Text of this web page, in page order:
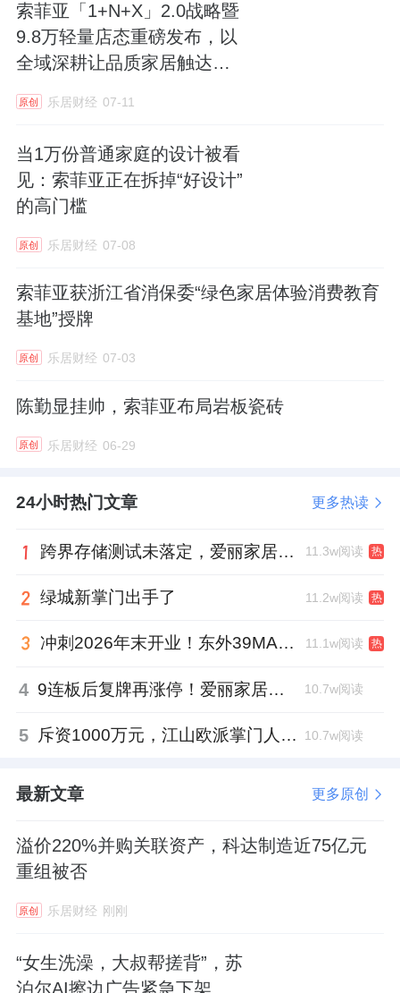
索菲亚「1+N+X」2.0战略暨
9.8万轻量店态重磅发布，以
全域深耕让品质家居触达万
原创 乐居财经 07-11
当1万份普通家庭的设计被看
见：索菲亚正在拆掉“好设计”
的高门槛
原创 乐居财经 07-08
索菲亚获浙江省消保委“绿色家居体验消费教育
基地”授牌
原创 乐居财经 07-03
陈勤显挂帅，索菲亚布局岩板瓷砖
原创 乐居财经 06-29
24小时热门文章 更多热读
跨界存储测试未落定，爱丽家居复牌前自揭多重风险 11.3w阅读 热
绿城新掌门出手了 11.2w阅读 热
冲刺2026年末开业！东外39MALL全球招商启幕，重构东直门商圈格局 11.1w阅读 热
4 9连板后复牌再涨停！爱丽家居市盈率318倍，跨界收购案尚未落地 10.7w阅读
5 斥资1000万元，江山欧派掌门人吴水根加码创投基金 10.7w阅读
最新文章 更多原创
溢价220%并购关联资产，科达制造近75亿元
重组被否
原创 乐居财经 刚刚
“女生洗澡，大叔帮搓背”，苏
泊尔AI擦边广告紧急下架